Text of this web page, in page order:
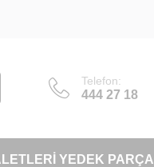
Telefon:
444 27 18
YEDEK PARÇA